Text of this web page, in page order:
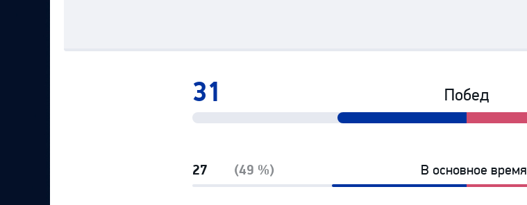
ЦСКА Салават Юлаев
31 Побед
47% 53%
27 (49 %) В основное время
49%
51%